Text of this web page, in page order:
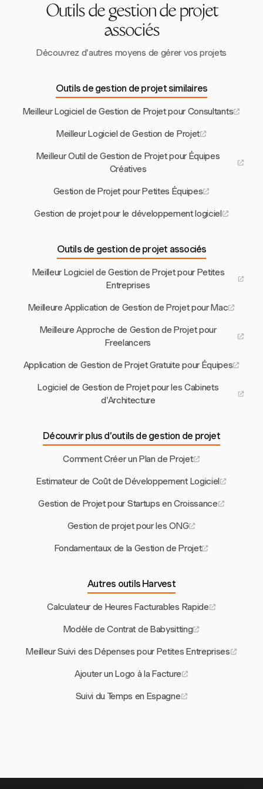
Outils de gestion de projet
associés
Découvrez d'autres moyens de gérer vos projets
Outils de gestion de projet similaires
Meilleur Logiciel de Gestion de Projet pour Consultants
Meilleur Logiciel de Gestion de Projet
Meilleur Outil de Gestion de Projet pour Équipes
Créatives
Gestion de Projet pour Petites Équipes
Gestion de projet pour le développement logiciel
Outils de gestion de projet associés
Meilleur Logiciel de Gestion de Projet pour Petites
Entreprises
Meilleure Application de Gestion de Projet pour Mac
Meilleure Approche de Gestion de Projet pour
Freelancers
Application de Gestion de Projet Gratuite pour Équipes
Logiciel de Gestion de Projet pour les Cabinets
d'Architecture
Découvrir plus d’outils de gestion de projet
Comment Créer un Plan de Projet
Estimateur de Coût de Développement Logiciel
Gestion de Projet pour Startups en Croissance
Gestion de projet pour les ONG
Fondamentaux de la Gestion de Projet
Autres outils Harvest
Calculateur de Heures Facturables Rapide
Modèle de Contrat de Babysitting
Meilleur Suivi des Dépenses pour Petites Entreprises
Ajouter un Logo à la Facture
Suivi du Temps en Espagne